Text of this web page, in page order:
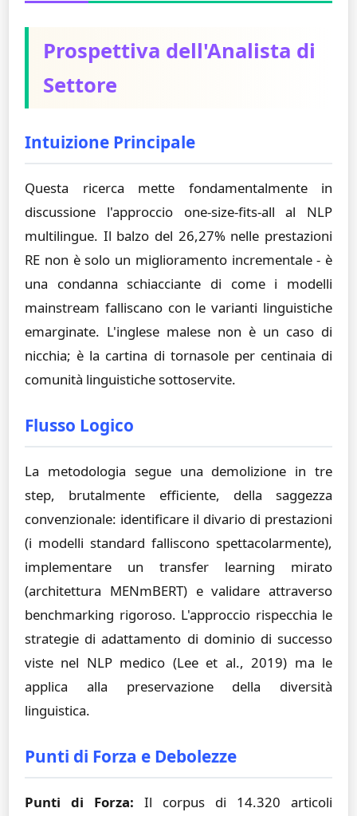
Prospettiva dell'Analista di
Settore
Intuizione Principale
Questa ricerca mette fondamentalmente in
discussione l'approccio one-size-fits-all al NLP
multilingue. Il balzo del 26,27% nelle prestazioni
RE non è solo un miglioramento incrementale - è
una condanna schiacciante di come i modelli
mainstream falliscano con le varianti linguistiche
emarginate. L'inglese malese non è un caso di
nicchia; è la cartina di tornasole per centinaia di
comunità linguistiche sottoservite.
Flusso Logico
La metodologia segue una demolizione in tre
step, brutalmente efficiente, della saggezza
convenzionale: identificare il divario di prestazioni
(i modelli standard falliscono spettacolarmente),
implementare un transfer learning mirato
(architettura MENmBERT) e validare attraverso
benchmarking rigoroso. L'approccio rispecchia le
strategie di adattamento di dominio di successo
viste nel NLP medico (Lee et al., 2019) ma le
applica alla preservazione della diversità
linguistica.
Punti di Forza e Debolezze
Punti di Forza: Il corpus di 14.320 articoli